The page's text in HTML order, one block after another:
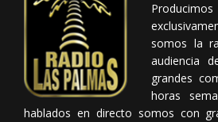
somos la
audiencia
grandes
horas
hablados en directo somos con